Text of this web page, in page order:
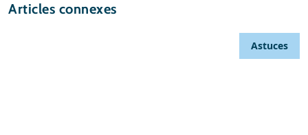
Articles connexes
Astuces